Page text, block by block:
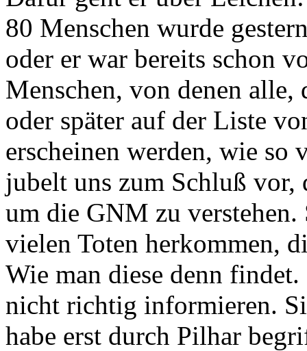
80 Menschen wurde
oder er war bereits schon
Menschen, von denen
oder später auf der Liste
erscheinen werden, wie
jubelt uns zum Schluß vor,
um die GNM zu
vielen Toten herkommen,
Wie man diese denn
nicht richtig informieren.
habe erst durch Pilhar